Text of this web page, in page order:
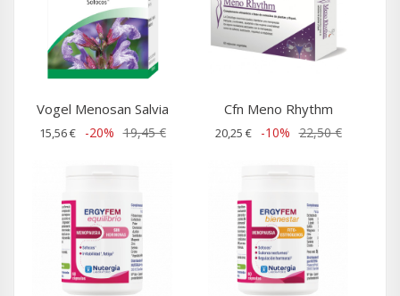
Vogel Menosan Salvia
15,56 € -20% 19,45 €
Cfn Meno Rhythm
20,25 € -10% 22,50 €